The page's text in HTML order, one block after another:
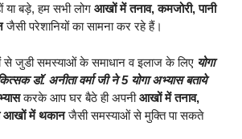
या बड़े, हम सभी लोग आखों में तनाव, कमजोरी, पानी
जैसी परेशानियों का सामना कर रहे हैं।
जुडी समस्याओं के समाधान व इलाज के लिए योगा
डॉ. अनीता वर्मा जी ने 5 योगा अभ्यास बताये
करके आप घर बैठे ही अपनीआखों में तनाव,
आखों में थकानजैसी समस्याओं से मुक्ति पा सकते